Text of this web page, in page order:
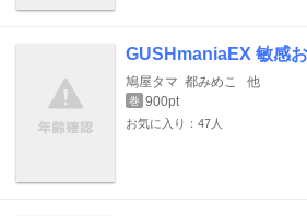
GUSHmaniaEX 敏感
鳩屋タマ 都みめこ 他
巻 900pt
お気に入り：47人